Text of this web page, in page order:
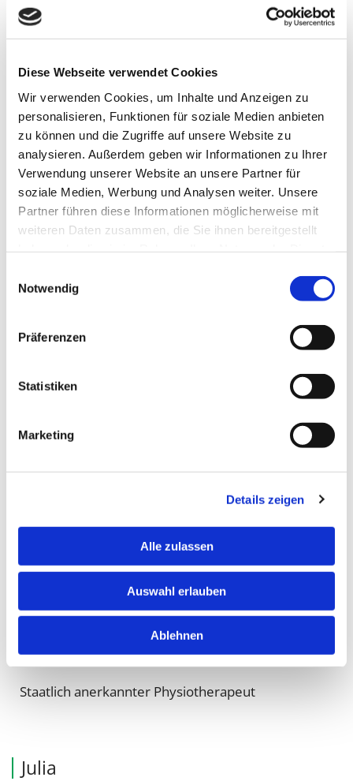
Diese Webseite verwendet Cookies
Wir verwenden Cookies, um Inhalte und Anzeigen zu
personalisieren, Funktionen für soziale Medien anbieten
zu können und die Zugriffe auf unsere Website zu
analysieren. Außerdem geben wir Informationen zu Ihrer
Verwendung unserer Website an unsere Partner für
soziale Medien, Werbung und Analysen weiter. Unsere
Partner führen diese Informationen möglicherweise mit
weiteren Daten zusammen, die Sie ihnen bereitgestellt
Notwendig
Präferenzen
Statistiken
Marketing
Details zeigen
Alle zulassen
Auswahl erlauben
Ablehnen
Agnieszka
Jacob
Staatlich anerkannter Physiotherapeut
Julia